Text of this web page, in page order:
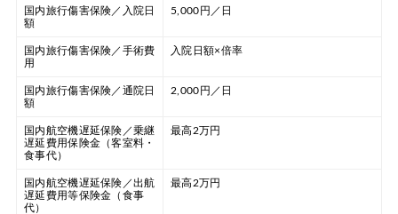
国内旅行傷害保険／入院日
額
5,000円／日
国内旅行傷害保険／手術費
用
入院日額×倍率
国内旅行傷害保険／通院日
額
2,000円／日
国内航空機遅延保険／乗継
遅延費用保険金（客室料・
食事代）
最高2万円
国内航空機遅延保険／出航
遅延費用等保険金（食事
代）
最高2万円